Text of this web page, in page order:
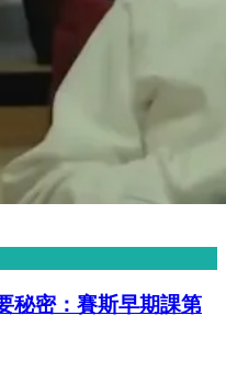
秘密：賽斯早期課第